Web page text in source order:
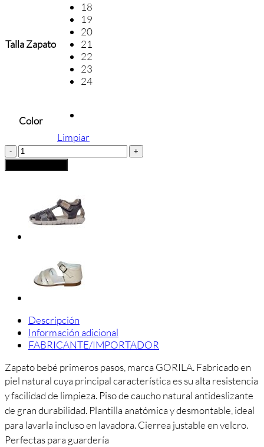
Talla Zapato
18
19
20
21
22
23
24
Color
Limpiar
ZAPATO
SANDALIA
GORILA
Descripción
Información adicional
FABRICANTE/IMPORTADOR
Zapato bebé primeros pasos, marca GORILA. Fabricado en
piel natural cuya principal característica es su alta resistencia
y facilidad de limpieza. Piso decaucho natural antideslizante
de gran durabilidad. Plantilla anatómica y desmontable, ideal
para lavarla incluso en lavadora. Cierrea justable en velcro.
Perfectas para guardería